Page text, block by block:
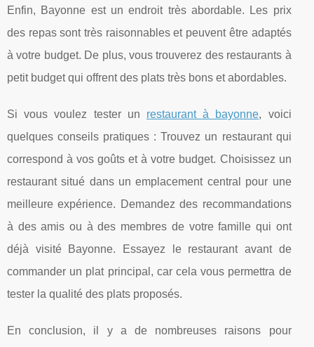
Enfin, Bayonne est un endroit très abordable. Les prix
des repas sont très raisonnables et peuvent être adaptés
à votre budget. De plus, vous trouverez des restaurants à
petit budget qui offrent des plats très bons et abordables.
Si vous voulez tester un restaurant à bayonne, voici
quelques conseils pratiques : Trouvez un restaurant qui
correspond à vos goûts et à votre budget. Choisissez un
restaurant situé dans un emplacement central pour une
meilleure expérience. Demandez des recommandations
à des amis ou à des membres de votre famille qui ont
déjà visité Bayonne. Essayez le restaurant avant de
commander un plat principal, car cela vous permettra de
tester la qualité des plats proposés.
En conclusion, il y a de nombreuses raisons pour